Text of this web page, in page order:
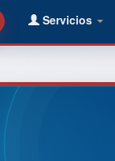
Servicios